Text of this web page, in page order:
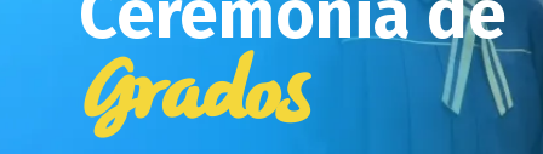
Grados